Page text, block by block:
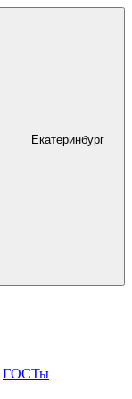
Екатеринбург
ГОСТы